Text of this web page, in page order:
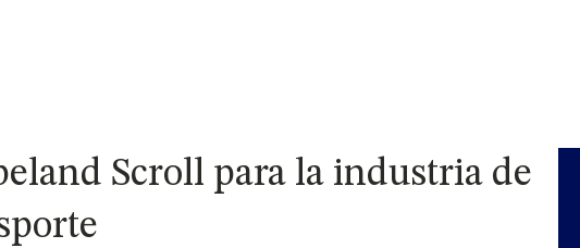
Scroll para la industria de